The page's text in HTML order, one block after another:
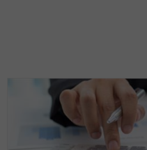
través de clases online. Hay